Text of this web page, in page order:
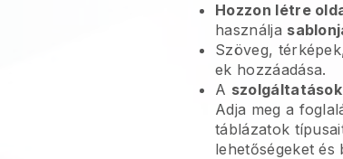
Hozzon létre
használja
Szöveg,
ek hozzáadása.
A szolgáltatások
Adja meg a
táblázatok
lehetőségeket és